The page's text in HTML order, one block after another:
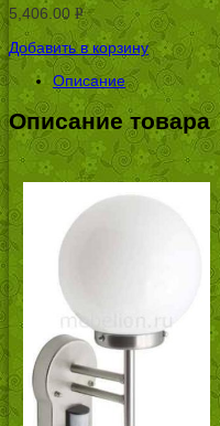
5,406.00 Р
УБ.
Добавить в корзину
Описание
Описание товара